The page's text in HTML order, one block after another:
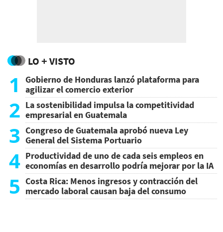
LO + VISTO
1
Gobierno de Honduras lanzó plataforma para
agilizar el comercio exterior
2 La sostenibilidad impulsa la competitividad
empresarial en Guatemala
3 Congreso de Guatemala aprobó nueva Ley
General del Sistema Portuario
4 Productividad de uno de cada seis empleos en
economías en desarrollo podría mejorar por la IA
5 Costa Rica: Menos ingresos y contracción del
mercado laboral causan baja del consumo